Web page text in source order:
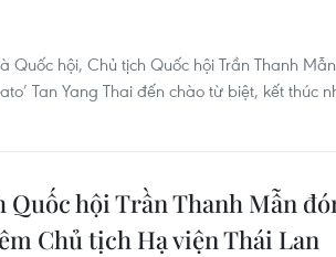
hội, Chủ tịch Quốc hội Trần Thanh
Tan Yang Thai đến chào từ biệt, kết thúc
Quốc hội Trần Thanh Mẫn
Chủ tịch Hạ viện Thái Lan